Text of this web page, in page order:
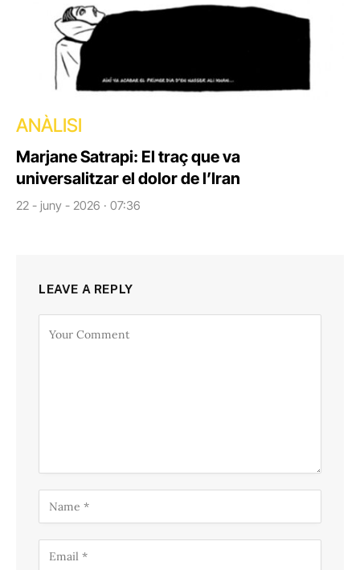
ANÀLISI
Marjane Satrapi: El traç que va
universalitzar el dolor de l’Iran
22 - juny - 2026 · 07:36
LEAVE A REPLY